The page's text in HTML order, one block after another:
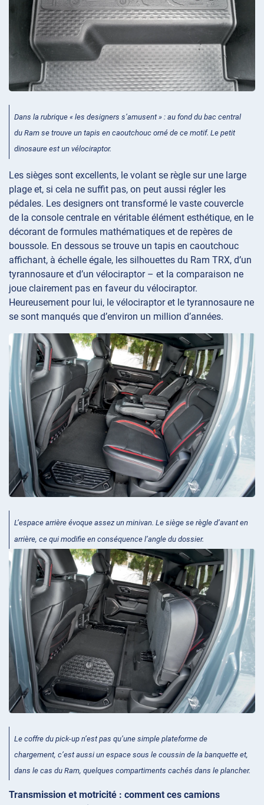
Dans la rubrique « les designers s’amusent » : au fond du bac central
du Ram se trouve un tapis en caoutchouc orné de ce motif. Le petit
dinosaure est un vélociraptor.
Les sièges sont excellents, le volant se règle sur une large
plage et, si cela ne suffit pas, on peut aussi régler les
pédales. Les designers ont transformé le vaste couvercle
de la console centrale en véritable élément esthétique, en le
décorant de formules mathématiques et de repères de
boussole. En dessous se trouve un tapis en caoutchouc
affichant, à échelle égale, les silhouettes du Ram TRX, d’un
tyrannosaure et d’un vélociraptor – et la comparaison ne
joue clairement pas en faveur du vélociraptor.
Heureusement pour lui, le vélociraptor et le tyrannosaure ne
se sont manqués que d’environ un million d’années.
L’espace arrière évoque assez un minivan. Le siège se règle d’avant en
arrière, ce qui modifie en conséquence l’angle du dossier.
Le coffre du pick-up n’est pas qu’une simple plateforme de
chargement, c’est aussi un espace sous le coussin de la banquette et,
dans le cas du Ram, quelques compartiments cachés dans le plancher.
Transmission et motricité : comment ces camions